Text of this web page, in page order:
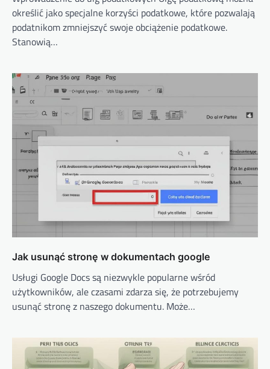
określić jako specjalne korzyści podatkowe, które pozwalają
podatnikom zmniejszyć swoje obciążenie podatkowe.
Stanowią…
Jak usunąć stronę w dokumentach google
Usługi Google Docs są niezwykle popularne wśród
użytkowników, ale czasami zdarza się, że potrzebujemy
usunąć stronę z naszego dokumentu. Może…